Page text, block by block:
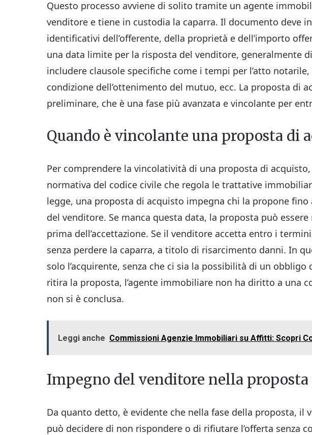
Questo processo avviene di solito tramite un agente
venditore e tiene in custodia la caparra. Il documento deve
identificativi dell’offerente, della proprietà e dell’importo
una data limite per la risposta del venditore, generalmente
includere clausole specifiche come i tempi per l’atto
condizione dell’ottenimento del mutuo, ecc. La proposta di
preliminare, che è una fase più avanzata e vincolante per
Quando è vincolante una proposta di
Per comprendere la vincolatività di una proposta di
normativa del codice civile che regola le trattative
legge, una proposta di acquisto impegna chi la propone
del venditore. Se manca questa data, la proposta può
prima dell’accettazione. Se il venditore accetta entro i
senza perdere la caparra, a titolo di risarcimento danni. In
solo l’acquirente, senza che ci sia la possibilità di un obbligo
ritira la proposta, l’agente immobiliare non ha diritto a una
non si è conclusa.
Leggi anche Commissioni Agenzie Immobiliari su Affitti: Scopri
Impegno del venditore nella proposta
Da quanto detto, è evidente che nella fase della proposta, il
può decidere di non rispondere o di rifiutare l’offerta senza